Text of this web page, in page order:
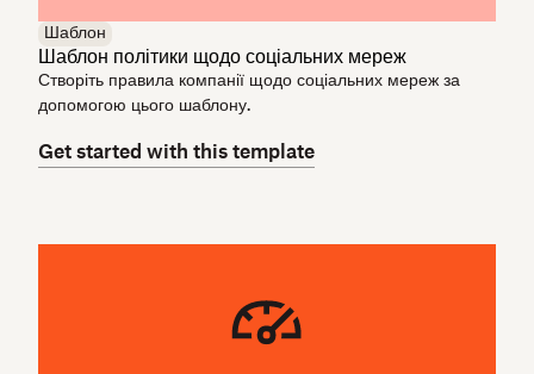
Шаблон
Шаблон політики щодо соціальних мереж
Створіть правила компанії щодо соціальних мереж за
допомогою цього шаблону.
Get started with this template